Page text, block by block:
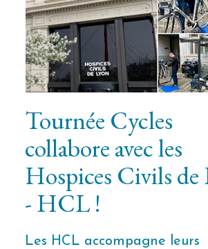
Tournée Cycles
collabore avec les
Hospices Civils de
- HCL !
Les HCL accompagne leurs